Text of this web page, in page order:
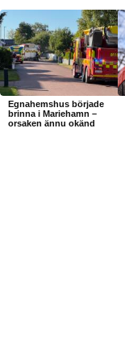
Egnahemshus började
brinna i Mariehamn –
orsaken ännu okänd